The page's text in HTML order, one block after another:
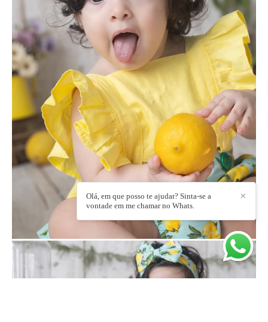
✕
Olá, em que posso te ajudar? Sinta-se a
vontade em me chamar no Whats.